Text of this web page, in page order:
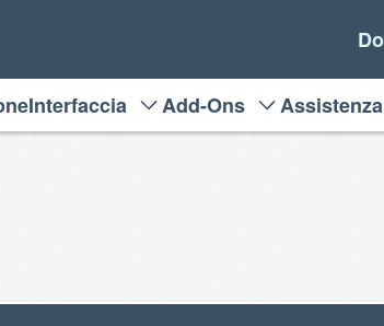
Interfaccia Add-Ons Assistenza